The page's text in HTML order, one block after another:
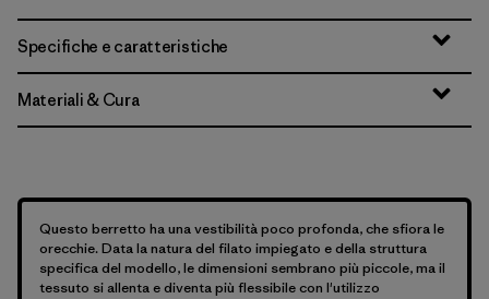
Specifiche e caratteristiche
Materiali & Cura
Questo berretto ha una vestibilità poco profonda, che sfiora le
orecchie. Data la natura del filato impiegato e della struttura
specifica del modello, le dimensioni sembrano più piccole, ma il
tessuto si allenta e diventa più flessibile con l'utilizzo